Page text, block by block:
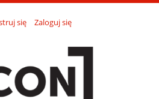
się Zaloguj się